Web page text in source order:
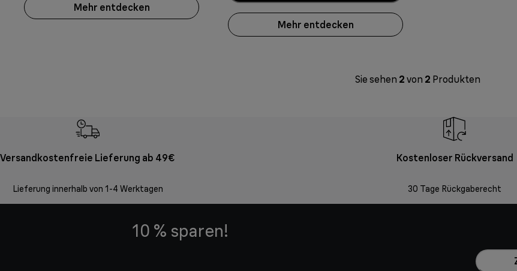
Mehr entdecken
Mehr entdecken
Sie sehen 2 von 2 Produkten
Versandkostenfreie Lieferung ab 49€
Lieferung innerhalb von 1-4 Werktagen
Kostenloser Rückversand
30 Tage Rückgaberecht
10 % sparen!